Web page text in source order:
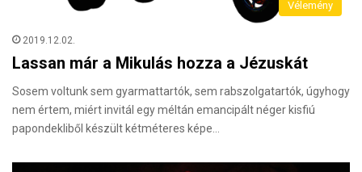
Vélemény
2019.12.02.
Lassan már a Mikulás hozza a Jézuskát
Sosem voltunk sem gyarmattartók, sem rabszolgatartók, úgyhogy
nem értem, miért invitál egy méltán emancipált néger kisfiú
papondekliből készült kétméteres képe…